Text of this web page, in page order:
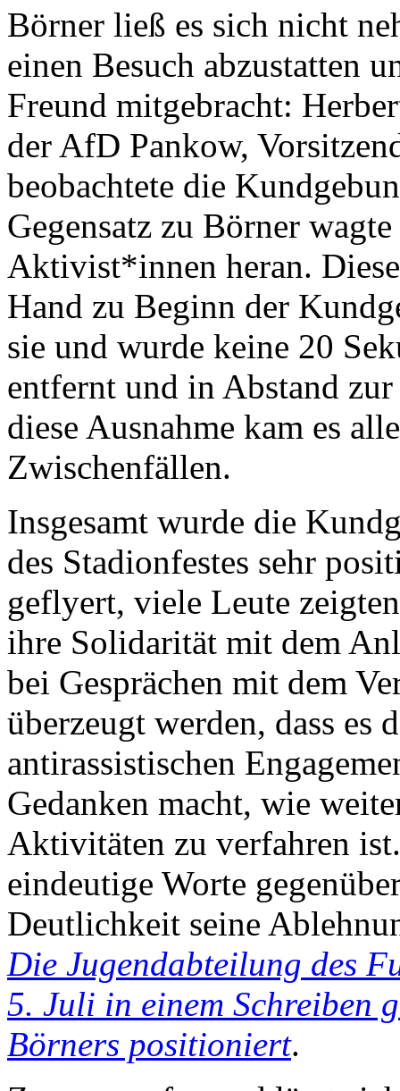
Börner ließ es sich nicht
einen Besuch abzustatten
Freund mitgebracht:
der AfD Pankow,
beobachtete die
Gegensatz zu Börner
Aktivist*innen heran.
Hand zu Beginn der
sie und wurde keine 20
entfernt und in Abstand
diese Ausnahme kam es
Zwischenfällen.
Insgesamt wurde die
des Stadionfestes sehr
geflyert, viele Leute
ihre Solidarität mit dem
bei Gesprächen mit dem
überzeugt werden, dass es
antirassistischen
Gedanken macht, wie
Aktivitäten zu verfahren
eindeutige Worte
Deutlichkeit seine
Die Jugendabteilung des
5. Juli in einem Schreiben
Börners positioniert.